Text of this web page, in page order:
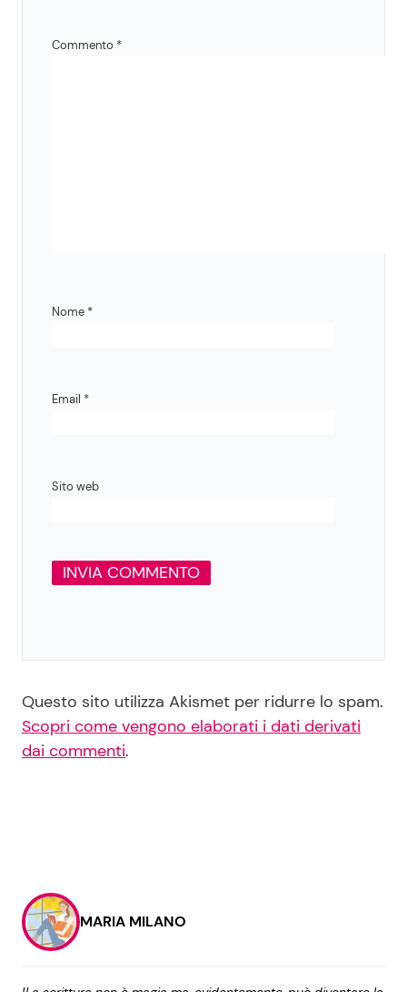
Commento *
Nome *
Email *
Sito web
Questo sito utilizza Akismet per ridurre lo spam.
Scopri come vengono elaborati i dati derivati
dai commenti.
MARIA MILANO